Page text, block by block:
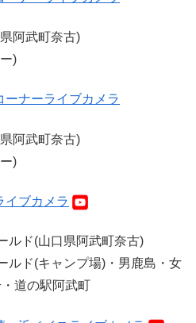
阿武町奈古)
)
ナーライブカメラ
阿武町奈古)
)
イブカメラ
ルド(山口県阿武町奈古)
ルド(キャンプ場)・男鹿島・女
道の駅阿武町